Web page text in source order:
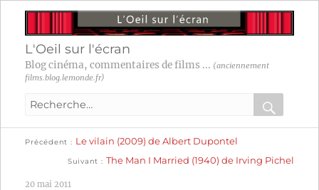
L'Oeil sur l'écran
Blog cinéma, commentaires de films ... (anciennement
films.blog.lemonde.fr)
Recherche
:
OK
Navigation
Précédent
précédente :
Le vilain (2009) de Albert Dupontel
Suivant
suivante :
The Man I Married (1940) de Irving Pichel
20 mai 2011